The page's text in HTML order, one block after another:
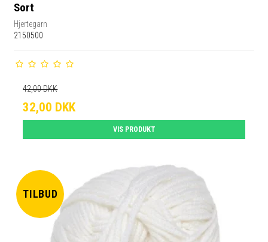
Sort
Hjertegarn
2150500
42,00 DKK
32,00 DKK
VIS PRODUKT
TILBUD